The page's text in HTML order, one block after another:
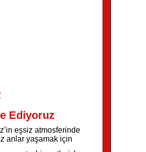
Ediyoruz
eşsiz atmosferinde
anlar yaşamak için